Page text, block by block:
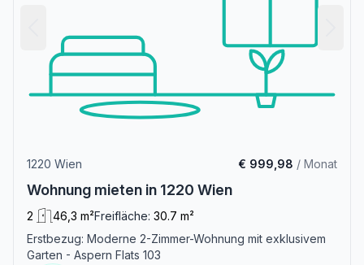
1220 Wien € 999,98 / Monat
Wohnung mieten in 1220 Wien
2 46,3 m²Freifläche: 30.7 m²
Erstbezug: Moderne 2-Zimmer-Wohnung mit exklusivem
Garten - Aspern Flats 103